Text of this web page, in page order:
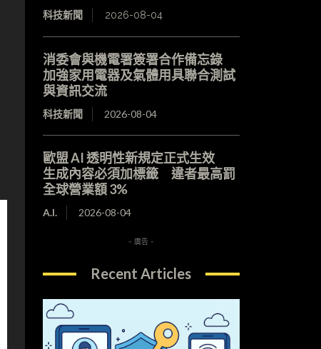
科技新聞 2026-08-04
消委會與機電署簽署合作備忘錄
加強家用電器及氣體用具聯合測試
與資訊交流
科技新聞 2026-08-04
歐盟 AI 透明性新規定正式生效
生成內容必須加標籤 違者最高罰
全球營業額 3%
A.I. 2026-08-04
- 廣告 -
Recent Articles